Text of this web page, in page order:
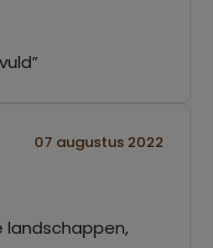
07 augustus 2022
landschappen,